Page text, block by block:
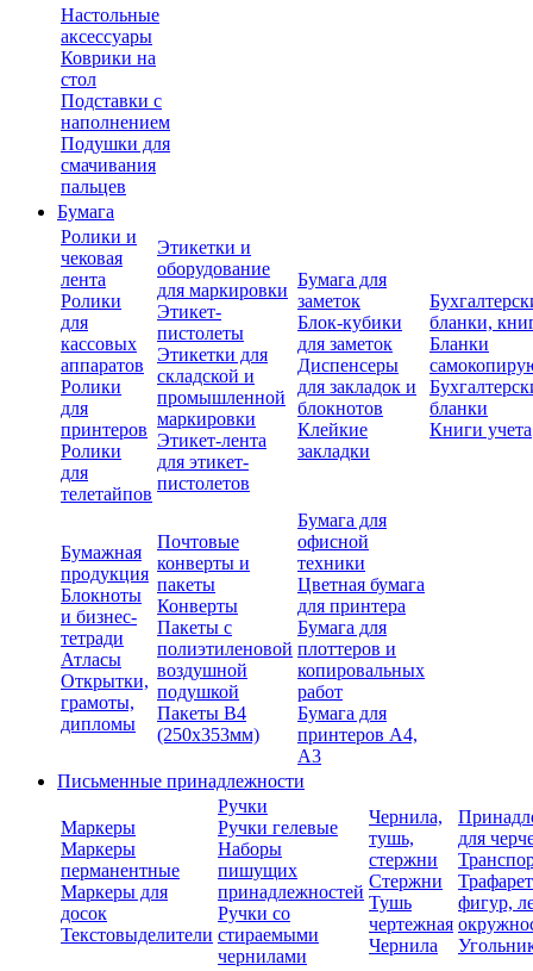
Настольные
аксессуары
Коврики на
стол
Подставки с
наполнением
Подушки для
смачивания
пальцев
Бумага
Ролики и
чековая
лента
Ролики
для
кассовых
аппаратов
Ролики
для
принтеров
Ролики
для
телетайпов
Этикетки и
оборудование
для маркировки
Этикет-
пистолеты
Этикетки для
складской и
промышленной
маркировки
Этикет-лента
для этикет-
пистолетов
Бумага для
заметок
Блок-кубики
для заметок
Диспенсеры
для закладок и
блокнотов
Клейкие
закладки
бланки,
Бланки
бланки
Книги учета
Бумажная
продукция
Блокноты
и бизнес-
тетради
Атласы
Открытки,
грамоты,
дипломы
Почтовые
конверты и
пакеты
Конверты
Пакеты с
полиэтиленовой
воздушной
подушкой
Пакеты В4
(250х353мм)
Бумага для
офисной
техники
Цветная бумага
для принтера
Бумага для
плоттеров и
копировальных
работ
Бумага для
принтеров А4,
А3
Письменные принадлежности
Маркеры
Маркеры
перманентные
Маркеры для
досок
Текстовыделители
Ручки
Ручки гелевые
Наборы
пишущих
принадлежностей
Ручки со
стираемыми
чернилами
Чернила,
тушь,
стержни
Стержни
Тушь
чертежная
Чернила
для
фигур,